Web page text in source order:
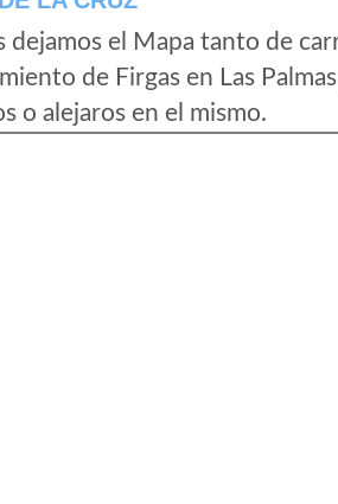
dejamos el Mapa tanto de
de Firgas en Las
o alejaros en el mismo.